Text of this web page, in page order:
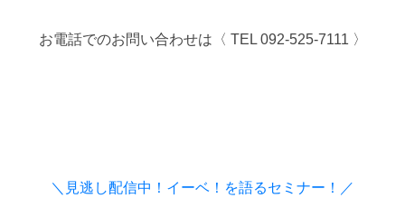
お電話でのお問い合わせは〈 TEL 092-525-7111 〉
＼見逃し配信中！イーベ！を語るセミナー！／